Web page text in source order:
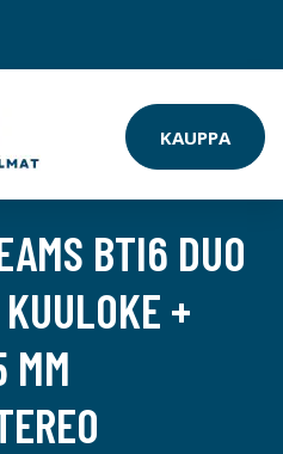
KAUPPA
BTI6 DUO
+
MM